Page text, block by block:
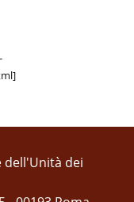
dell'Unità dei